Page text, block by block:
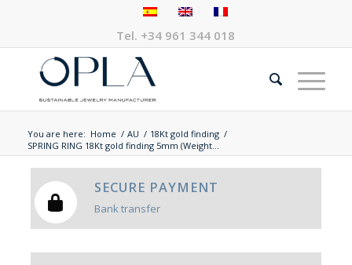
Tel. +34 961 344 018
You are here: Home / AU / 18Kt gold finding /
SPRING RING 18Kt gold finding 5mm (Weight...
SECURE PAYMENT
Bank transfer